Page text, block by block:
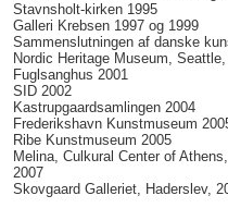
Stavnsholt-kirken 1995
Galleri Krebsen 1997 og 1999
Sammenslutningen af danske
Nordic Heritage Museum,
Fuglsanghus 2001
SID 2002
Kastrupgaardsamlingen 2004
Frederikshavn Kunstmuseum
Ribe Kunstmuseum 2005
Melina, Culkural Center of
2007
Skovgaard Galleriet, Haderslev,